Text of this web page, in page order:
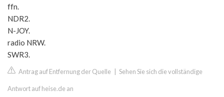
ffn.
NDR2.
N-JOY.
radio NRW.
SWR3.
Antrag auf Entfernung der Quelle Sehen Sie sich die vollständige
Antwort auf heise.de an